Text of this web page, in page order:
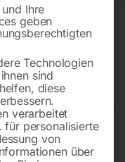
Ihre
geben
Technologien
sind
diese
verarbeitet
für personalisierte
von
über